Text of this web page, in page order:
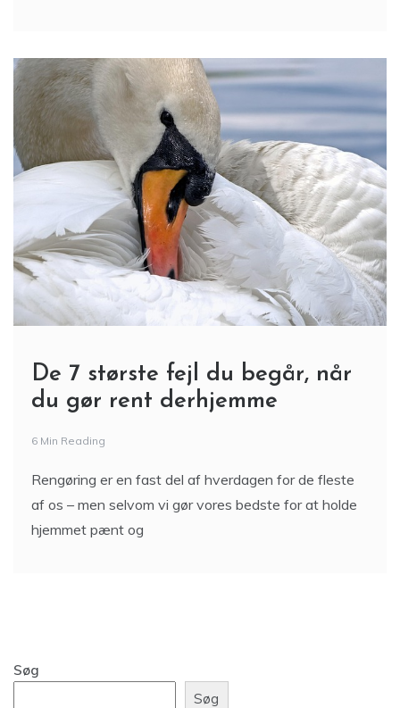
De 7 største fejl du begår, når
du gør rent derhjemme
6 Min Reading
Rengøring er en fast del af hverdagen for de fleste
af os – men selvom vi gør vores bedste for at holde
hjemmet pænt og
Søg
Søg